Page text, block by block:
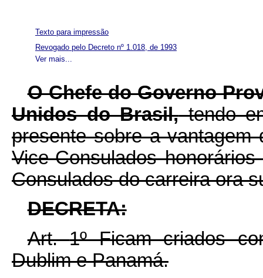
Ver mais...
Texto para impressão
Revogado pelo Decreto nº 1.018, de 1993
O Chefe do Governo
Unidos do Brasil,tendo
presente sobre a vantagem
Vice-Consulados
Consulados do carreira ora
DECRETA:
Art.1º Ficam criados
Dublim e Panamá.